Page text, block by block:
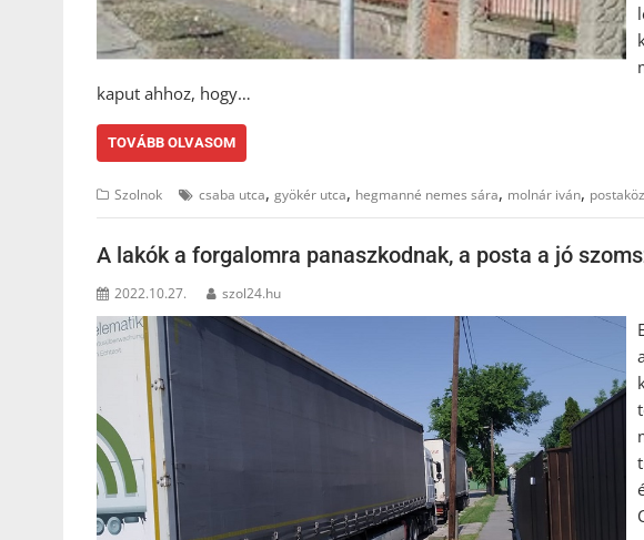
kaput ahhoz, hogy…
TOVÁBB OLVASOM
Szolnok csaba utca, gyökér utca, hegmanné nemes sára, molnár iván,
A lakók a forgalomra panaszkodnak, a posta a jó
2022.10.27. szol24.hu